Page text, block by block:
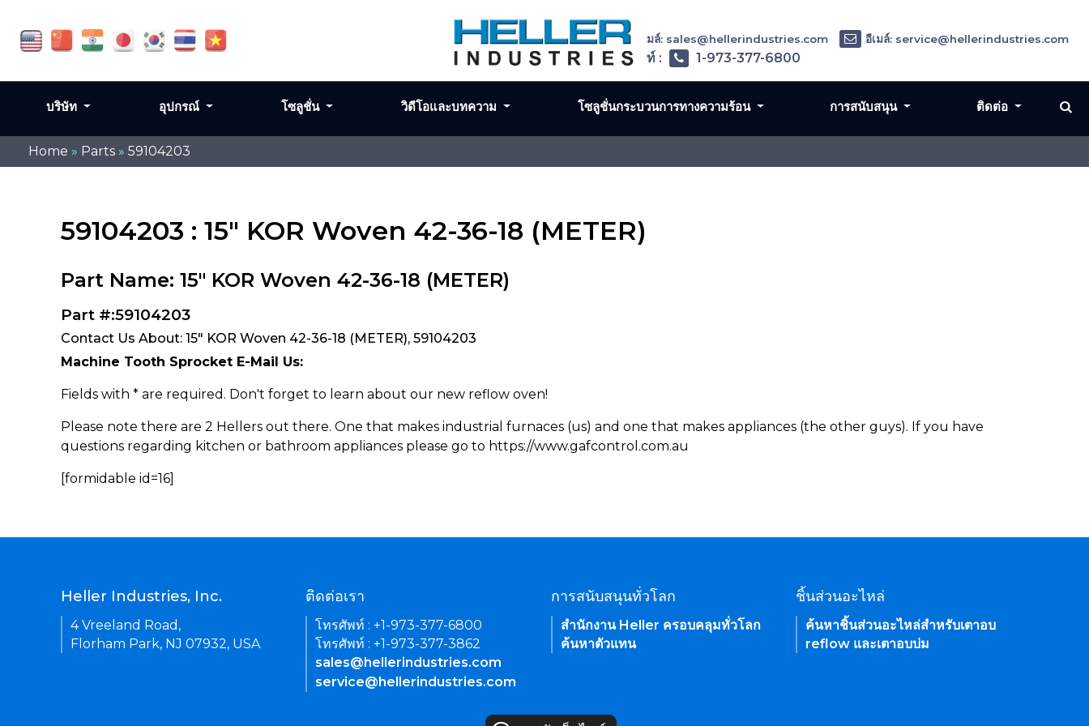
Home » Parts » 59104203
59104203 : 15" KOR Woven 42-36-18 (METER)
Part Name: 15" KOR Woven 42-36-18 (METER)
Part #:59104203
Contact Us About: 15" KOR Woven 42-36-18 (METER), 59104203
Machine Tooth Sprocket E-Mail Us:
Fields with * are required. Don't forget to learn about our new reflow oven!
Please note there are 2 Hellers out there. One that makes industrial furnaces (us) and one that makes appliances (the other guys). If you have
questions regarding kitchen or bathroom appliances please go to https://www.gafcontrol.com.au
[formidable id=16]
อีเมล์: sales@hellerindustries.com อีเมล์: service@hellerindustries.com
โทรศัพท์ : 1-973-377-6800
บริษัท อุปกรณ์ โซลูชั่น วิดีโอและบทความ โซลูชั่นกระบวนการทางความร้อน การสนับสนุน ติดต่อ
Heller Industries, Inc.
4 Vreeland Road,
Florham Park, NJ 07932, USA
ติดต่อเรา
โทรศัพท์ : +1-973-377-6800
โทรศัพท์ : +1-973-377-3862
sales@hellerindustries.com
service@hellerindustries.com
การสนับสนุนทั่วโลก
สำนักงาน Heller ครอบคลุมทั่วโลก
ค้นหาตัวแทน
ชิ้นส่วนอะไหล่
ค้นหาชิ้นส่วนอะไหล่สำหรับเตาอบ
reflow และเตาอบบ่ม